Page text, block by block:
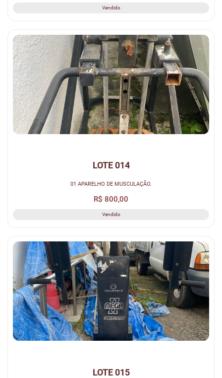
Vendido
LOTE 014
01 APARELHO DE MUSCULAÇÃO.
R$ 800,00
Vendido
LOTE 015